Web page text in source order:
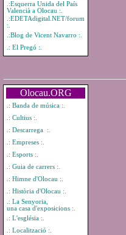
.:Esquerra Unida del País
Valencià a Olocau :.
.:EDETAdigital.NET/forum
:.
.:Blog de Vicent Navarro :.
.: El Pregó :.
Olocau.ORG
.: Banda de música :.
.: Cultius :.
.: Descarrega :.
.: Empreses :.
.: Esports :.
.: Guia de carrers :.
.: Himne d'Olocau :.
.: Història d'Olocau :.
.: La Senyoria,
una casa d'exposicions :.
.: L'església :.
.: Localització :.